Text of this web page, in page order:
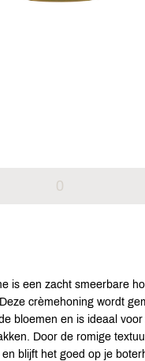
is een zacht smeerbare
crèmehoning wordt
bloemen en is ideaal
Door de romige
blijft het goed op je